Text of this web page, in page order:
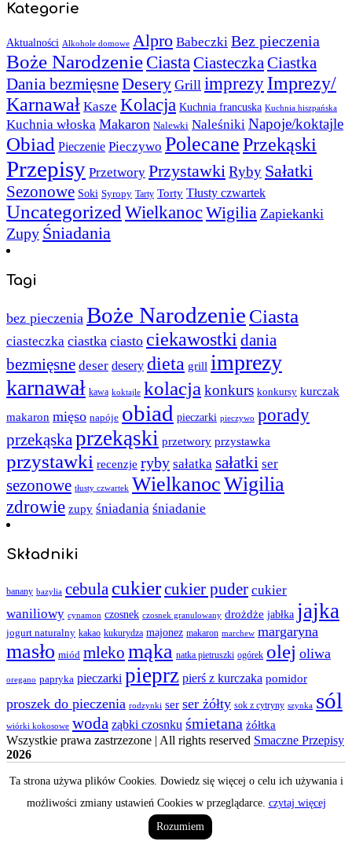
Kategorie
Aktualności Alkohole domowe Alpro Babeczki Bez pieczenia
Boże NarodzenieCiasta CiasteczkaCiastka
Dania bezmięsneDesery Grill imprezy Imprezy/
Karnawał Kasze Kolacja Kuchnia francuska Kuchnia hiszpańska
Kuchnia włoska Makaron Nalewki Naleśniki Napoje/koktajle
Obiad Pieczenie Pieczywo PolecanePrzekąski
Przepisy Przetwory PrzystawkiRyby Sałatki
Sezonowe Soki Syropy Tarty Torty Tłusty czwartek
Uncategorized WielkanocWigilia Zapiekanki
Zupy Śniadania
Tagi
bez pieczenia Boże Narodzenie Ciasta
ciasteczka ciastka ciasto ciekawostki dania
bezmięsne deser desery dieta grill imprezy
karnawał kawa koktajle kolacja konkurs konkursy kurczak
makaron mięso napóje obiad pieczarki pieczywo porady
przekąskaprzekąski przetwory przystawka
przystawki recenzje ryby sałatka sałatki ser
sezonowe tłusty czwartek WielkanocWigilia
zdrowie zupy śniadania śniadanie
Składniki
banany bazylia cebula cukiercukier puder cukier
waniliowy cynamon czosnek czosnek granulowany drożdże jabłka jajka
jogurt naturalny kakao kukurydza majonez makaron marchew margaryna
masło miód mleko mąka natka pietruszki ogórek olej oliwa
oregano papryka pieczarki pieprz pierś z kurczaka pomidor
proszek do pieczenia rodzynki ser ser żółty sok z cytryny szynka sól
wiórki kokosowe woda ząbki czosnku śmietana żółtka
Wszystkie prawa zastrzezone | All rights reserved Smaczne Przepisy
2026
Ta strona używa plików Cookies. Dowiedz się więcej o celu ich używania i
możliwości zmiany ustawień Cookies w przeglądarce. czytaj więcej
Rozumiem